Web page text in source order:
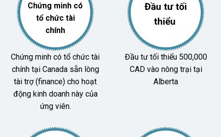
Chứng minh có
tổ chức tài
chính
Chứng minh có tổ chức tài
chính tại Canada sẵn lòng
tài trợ (finance) cho hoạt
động kinh doanh này của
ứng viên.
Đầu tư tối
thiểu
Đầu tư tối thiểu 500,000
CAD vào nông trại tại
Alberta